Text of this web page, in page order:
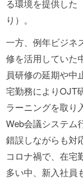
る環境を提供した
り）。
一方、例年ビジネ
修を活用していた
員研修の延期や中
宅勤務によりOJT
ラーニングを取り
Web会議システム
錯誤しながらも対
コロナ禍で、在宅
多い中、新入社員